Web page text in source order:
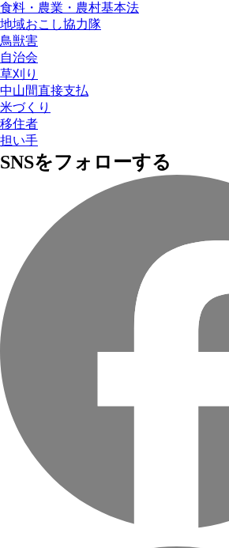
食料・農業・農村基本法
地域おこし協力隊
鳥獣害
自治会
草刈り
中山間直接支払
米づくり
移住者
担い手
SNSをフォローする